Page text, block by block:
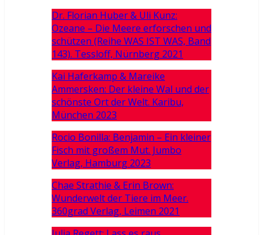
Dr. Florian Huber & Uli Kunz:
Ozeane – Die Meere erforschen und
schützen (Reihe WAS IST WAS, Band
143). Tessloff, Nürnberg 2021
Kai Haferkamp & Mareike
Ammersken: Der kleine Wal und der
schönste Ort der Welt. Karibu,
München 2023
Rocio Bonilla: Benjamin – Ein kleiner
Fisch mit großem Mut. Jumbo
Verlag, Hamburg 2023
Chae Strathie & Erin Brown:
Wunderwelt der Tiere im Meer.
360grad Verlag, Leimen 2021